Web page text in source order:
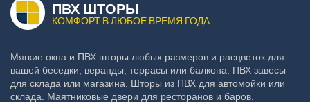
ПВХ ШТОРЫ
КОМФОРТ В ЛЮБОЕ ВРЕМЯ ГОДА
Мягкие окна и ПВХ шторы любых размеров и расцветок для
вашей беседки, веранды, террасы или балкона. ПВХ завесы
для склада или магазина. Шторы из ПВХ для автомойки или
склада. Маятниковые двери для ресторанов и баров.